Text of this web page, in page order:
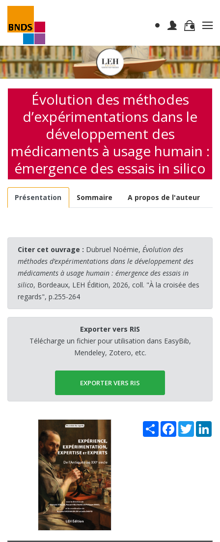
Évolution des méthodes
d’expérimentations dans le
développement des
médicaments à usage humain :
émergence des essais in silico
Présentation Sommaire A propos de l'auteur
Citer cet ouvrage : Dubruel Noémie, Évolution des
méthodes d’expérimentations dans le développement des
médicaments à usage humain : émergence des essais in
silico, Bordeaux, LEH Édition, 2026, coll. "À la croisée des
regards", p.255-264
Exporter vers RIS
Télécharge un fichier pour utilisation dans EasyBib,
Mendeley, Zotero, etc.
EXPORTER VERS RIS
Share Facebook
Twitter